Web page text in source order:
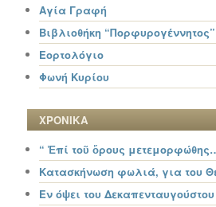
Αγία Γραφή
Βιβλιοθήκη “Πορφυρογέννητος”
Εορτολόγιο
Φωνή Κυρίου
ΧΡΟΝΙΚΑ
“ Ἐπί τοῦ ὄρους
Κατασκήνωση φωλιά, για του
Εν όψει του Δεκαπενταυγούστου